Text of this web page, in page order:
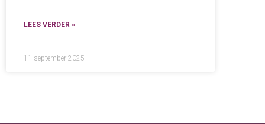
LEES VERDER »
11 september 2025